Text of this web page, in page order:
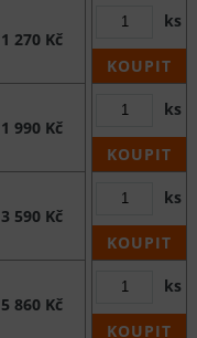
1 270 Kč
ks
KOUPIT
1 990 Kč
ks
KOUPIT
3 590 Kč
ks
KOUPIT
5 860 Kč
ks
KOUPIT